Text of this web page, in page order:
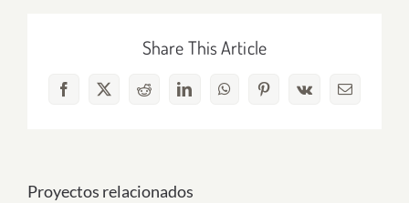
Share This Article
Facebook
X RedditLinkedInWhatsAppPinterest
Vk
Correo
Proyectos relacionados